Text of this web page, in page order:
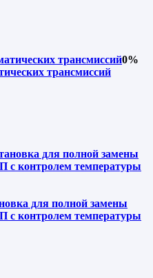
0%
трансмиссий
для полной замены
с контролем температуры